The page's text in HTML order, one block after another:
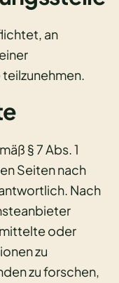
an
§ 7 Abs. 1
Seiten nach
Nach
oder
zu
zu forschen,